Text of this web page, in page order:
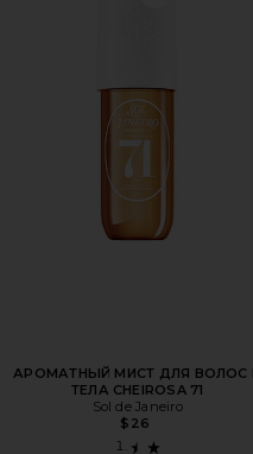
АРОМАТНЫЙ МИСТ ДЛЯ ВОЛОС
ТЕЛА CHEIROSA 71
Sol de Janeiro
$26